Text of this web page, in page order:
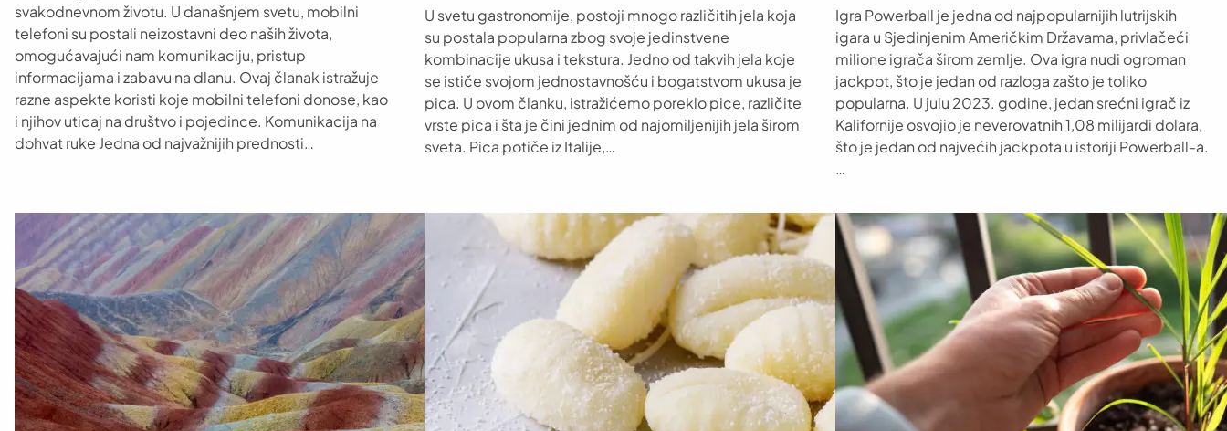
svakodnevnom životu. U današnjem svetu, mobilni
telefoni su postali neizostavni deo naših života,
omogućavajući nam komunikaciju, pristup
informacijama i zabavu na dlanu. Ovaj članak istražuje
razne aspekte koristi koje mobilni telefoni donose, kao
i njihov uticaj na društvo i pojedince. Komunikacija na
dohvat ruke Jedna od najvažnijih prednosti…
U svetu gastronomije, postoji mnogo različitih jela koja
su postala popularna zbog svoje jedinstvene
kombinacije ukusa i tekstura. Jedno od takvih jela koje
se ističe svojom jednostavnošću i bogatstvom ukusa je
pica. U ovom članku, istražićemo poreklo pice, različite
vrste pica i šta je čini jednim od najomiljenijih jela širom
sveta. Pica potiče iz Italije,…
Igra Powerball je jedna od najpopularnijih lutrijskih
igara u Sjedinjenim Američkim Državama, privlačeći
milione igrača širom zemlje. Ova igra nudi ogroman
jackpot, što je jedan od razloga zašto je toliko
popularna. U julu 2023. godine, jedan srećni igrač iz
Kalifornije osvojio je neverovatnih 1,08 milijardi dolara,
što je jedan od najvećih jackpota u istoriji Powerball-a.
…